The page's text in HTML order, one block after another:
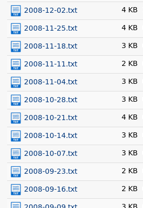
2008-12-02.txt
4 KB
2008-11-25.txt
4 KB
2008-11-18.txt
3 KB
2008-11-11.txt
2 KB
2008-11-04.txt
3 KB
2008-10-28.txt
3 KB
2008-10-21.txt
4 KB
2008-10-14.txt
3 KB
2008-10-07.txt
3 KB
2008-09-23.txt
2 KB
2008-09-16.txt
2 KB